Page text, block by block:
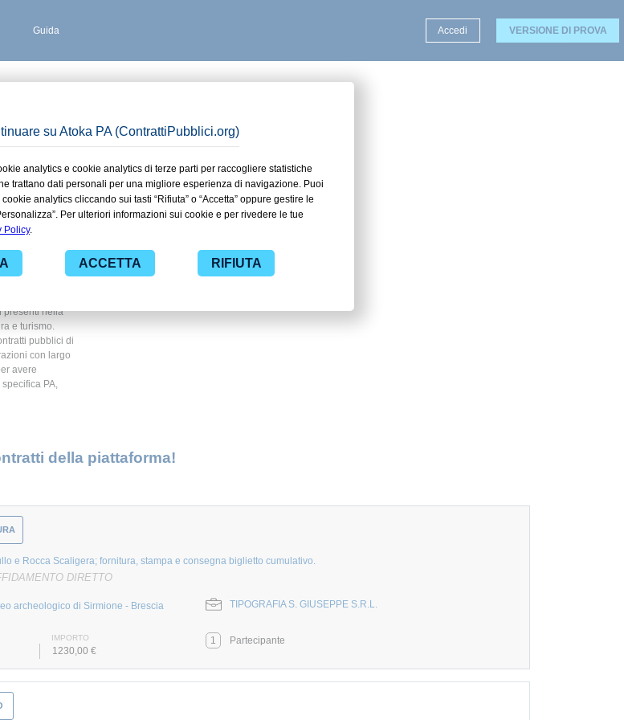
Guida Accedi VERSIONE DI PROVA
e
presenti nella
e turismo.
pubblici di
con largo
avere
PA,
della piattaforma!
e Rocca Scaligera; fornitura, stampa e consegna biglietto cumulativo.
DIRETTO
archeologico di Sirmione - Brescia TIPOGRAFIA S. GIUSEPPE S.R.L.
IMPORTO
1230,00 €
1 Partecipante